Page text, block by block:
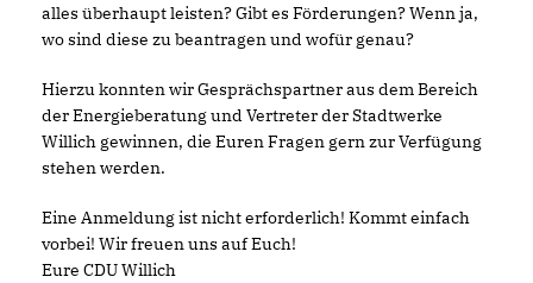
alles überhaupt leisten? Gibt es Förderungen? Wenn ja,
wo sind diese zu beantragen und wofür genau?
Hierzu konnten wir Gesprächspartner aus dem Bereich
der Energieberatung und Vertreter der Stadtwerke
Willich gewinnen, die Euren Fragen gern zur Verfügung
stehen werden.
Eine Anmeldung ist nicht erforderlich! Kommt einfach
vorbei! Wir freuen uns auf Euch!
Eure CDU Willich